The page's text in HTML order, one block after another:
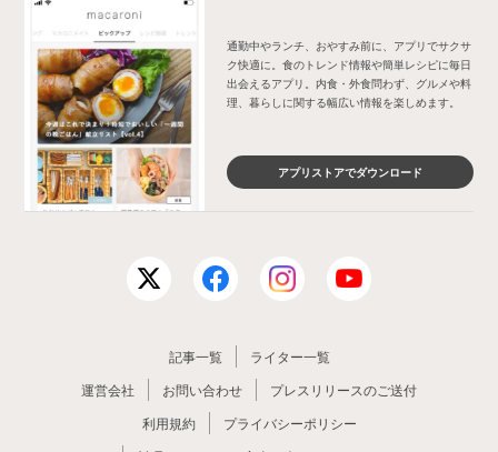
通勤中やランチ、おやすみ前に、アプリでサクサ
ク快適に。食のトレンド情報や簡単レシピに毎日
出会えるアプリ。内食・外食問わず、グルメや料
理、暮らしに関する幅広い情報を楽しめます。
アプリストアでダウンロード
記事一覧
ライター一覧
運営会社
お問い合わせ
プレスリリースのご送付
利用規約
プライバシーポリシー